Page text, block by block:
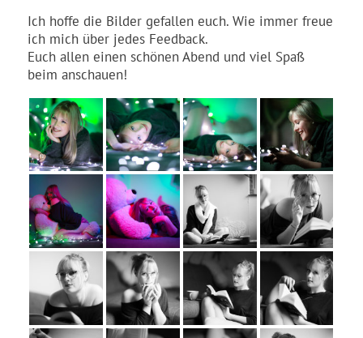
Ich hoffe die Bilder gefallen euch. Wie immer freue
ich mich über jedes Feedback.
Euch allen einen schönen Abend und viel Spaß
beim anschauen!